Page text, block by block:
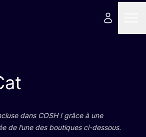
dans COSH! grâce à une
de l’une des bou­tiques ci-dessous.